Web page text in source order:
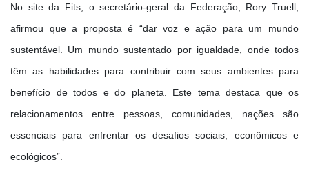
No site da Fits, o secretário-geral da Federação, Rory Truell,
afirmou que a proposta é “dar voz e ação para um mundo
sustentável. Um mundo sustentado por igualdade, onde todos
têm as habilidades para contribuir com seus ambientes para
benefício de todos e do planeta. Este tema destaca que os
relacionamentos entre pessoas, comunidades, nações são
essenciais para enfrentar os desafios sociais, econômicos e
ecológicos”.